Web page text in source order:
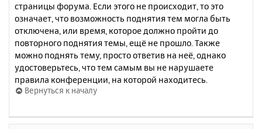
страницы форума. Если этого не происходит, то это
означает, что возможность поднятия тем могла быть
отключена, или время, которое должно пройти до
повторного поднятия темы, ещё не прошло. Также
можно поднять тему, просто ответив на неё, однако
удостоверьтесь, что тем самым вы не нарушаете
правила конференции, на которой находитесь.
Вернуться к началу